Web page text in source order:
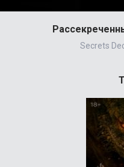
Secrets